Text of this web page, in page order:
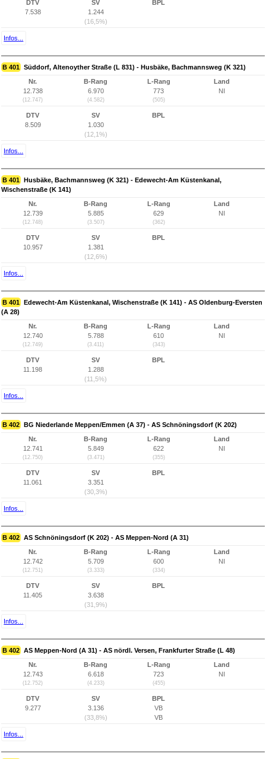
DTV
7.538
SV
1.244
(16,5%)
BPL
Infos...
B 401 Süddorf, Altenoyther Straße (L 831) - Husbäke, Bachmannsweg (K 321)
Nr.
12.738
(12.747)
B-Rang
6.970
(4.582)
L-Rang
773
(505)
Land
NI
DTV
8.509
SV
1.030
(12,1%)
BPL
Infos...
B 401 Husbäke, Bachmannsweg (K 321) - Edewecht-Am Küstenkanal,
Wischenstraße (K 141)
Nr.
12.739
(12.748)
B-Rang
5.885
(3.507)
L-Rang
629
(362)
Land
NI
DTV
10.957
SV
1.381
(12,6%)
BPL
Infos...
B 401 Edewecht-Am Küstenkanal, Wischenstraße (K 141) - AS Oldenburg-Eversten
(A 28)
Nr.
12.740
(12.749)
B-Rang
5.788
(3.411)
L-Rang
610
(343)
Land
NI
DTV
11.198
SV
1.288
(11,5%)
BPL
Infos...
B 402 BG Niederlande Meppen/Emmen (A 37) - AS Schnöningsdorf (K 202)
Nr.
12.741
(12.750)
B-Rang
5.849
(3.471)
L-Rang
622
(355)
Land
NI
DTV
11.061
SV
3.351
(30,3%)
BPL
Infos...
B 402 AS Schnöningsdorf (K 202) - AS Meppen-Nord (A 31)
Nr.
12.742
(12.751)
B-Rang
5.709
(3.333)
L-Rang
600
(334)
Land
NI
DTV
11.405
SV
3.638
(31,9%)
BPL
Infos...
B 402 AS Meppen-Nord (A 31) - AS nördl. Versen, Frankfurter Straße (L 48)
Nr.
12.743
(12.752)
B-Rang
6.618
(4.233)
L-Rang
723
(455)
Land
NI
DTV
9.277
SV
3.136
(33,8%)
BPL
VB
VB
Infos...